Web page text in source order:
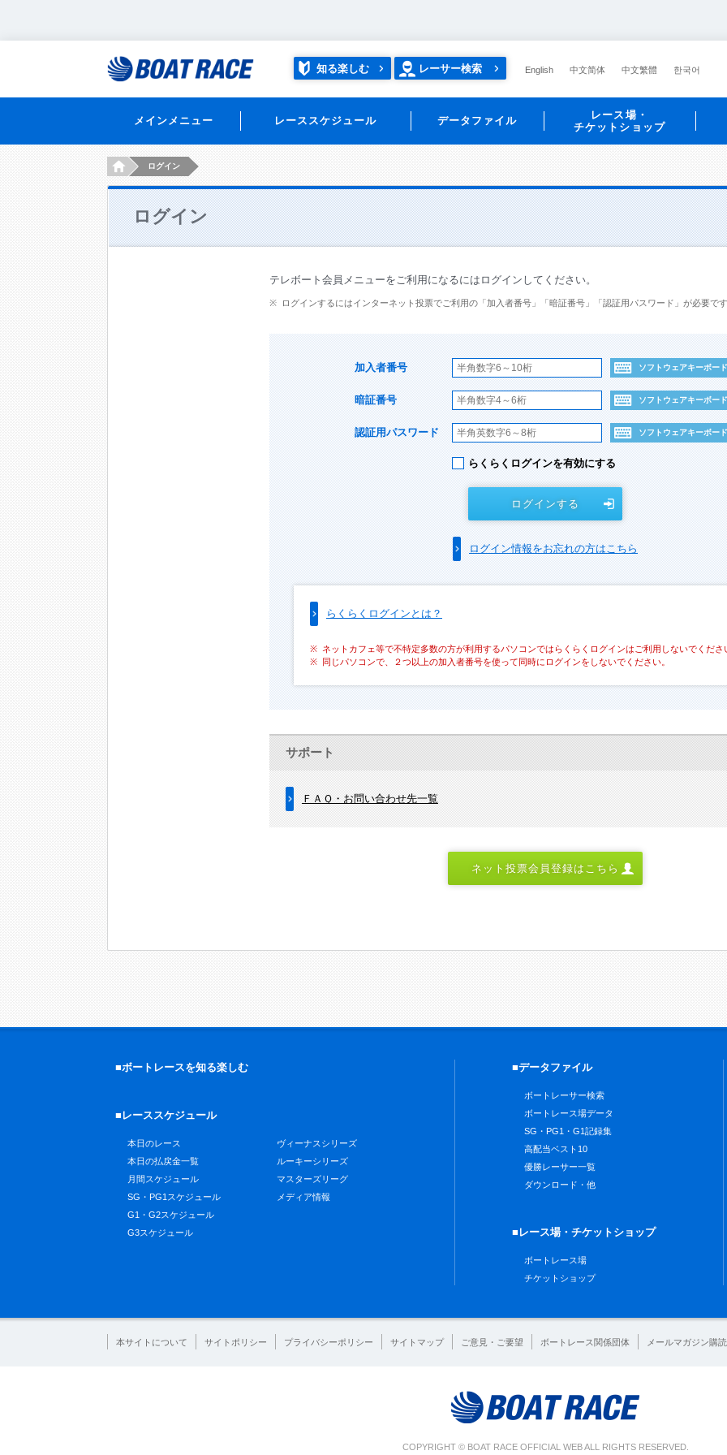
知る楽しむ レーサー検索 English 中文简体 中文繁體 한국어
メインメニュー レーススケジュール データファイル
レース場・
チケットショップ
HOMEログイン
ログイン
テレボート会員メニューをご利用になるにはログインしてください。
ログインするにはインターネット投票でご利用の「加入者番号」「暗証番号」「認証用パスワード」が必要です
加入者番号 ソフトウェアキーボード
暗証番号 ソフトウェアキーボード
認証用パスワード ソフトウェアキーボード
らくらくログインを有効にする
ログインする
ログイン情報をお忘れの方はこちら
らくらくログインとは？
ネットカフェ等で不特定多数の方が利用するパソコンではらくらくログインはご利用しないでくださ
同じパソコンで、２つ以上の加入者番号を使って同時にログインをしないでください。
サポート
ＦＡＱ・お問い合わせ先一覧
ネット投票会員登録はこちら
■ボートレースを知る楽しむ
■レーススケジュール
本日のレース
本日の払戻金一覧
月間スケジュール
SG・PG1スケジュール
G1・G2スケジュール
G3スケジュール
ヴィーナスシリーズ
ルーキーシリーズ
マスターズリーグ
メディア情報
■データファイル
ボートレーサー検索
ボートレース場データ
SG・PG1・G1記録集
高配当ベスト10
優勝レーサー一覧
ダウンロード・他
■レース場・チケットショップ
ボートレース場
チケットショップ
本サイトについて サイトポリシー プライバシーポリシー サイトマップ ご意見・ご要望 ボートレース関係団体 メールマガジン購読
COPYRIGHT © BOAT RACE OFFICIAL WEB ALL RIGHTS RESERVED.